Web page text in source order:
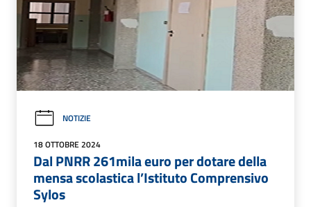
NOTIZIE
18 OTTOBRE 2024
Dal PNRR 261mila euro per dotare della
mensa scolastica l’Istituto Comprensivo
Sylos